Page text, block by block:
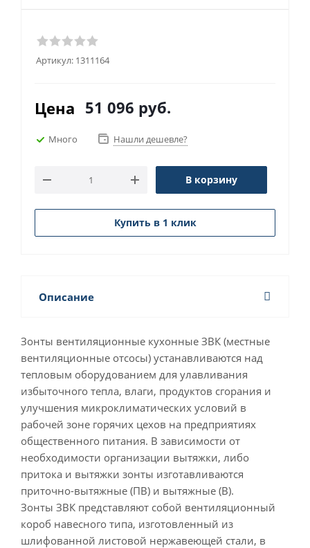
Артикул: 1311164
Цена 51 096 руб.
Много Нашли дешевле?
В корзину
Купить в 1 клик
Описание
Зонты вентиляционные кухонные ЗВК (местные
вентиляционные отсосы) устанавливаются над
тепловым оборудованием для улавливания
избыточного тепла, влаги, продуктов сгорания и
улучшения микроклиматических условий в
рабочей зоне горячих цехов на предприятиях
общественного питания. В зависимости от
необходимости организации вытяжки, либо
притока и вытяжки зонты изготавливаются
приточно-вытяжные (ПВ) и вытяжные (В).
Зонты ЗВК представляют собой вентиляционный
короб навесного типа, изготовленный из
шлифованной листовой нержавеющей стали, в